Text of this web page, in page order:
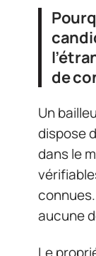
de
Un
dispose
dans le
aucune
Le